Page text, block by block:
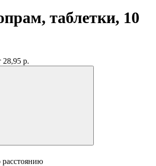
таблетки, 10
28,95 р.